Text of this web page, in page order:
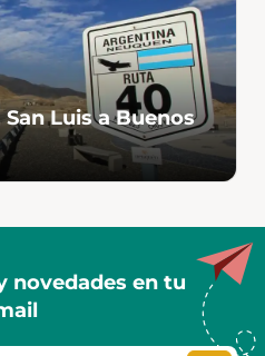
Luis a Buenos
novedades en tu